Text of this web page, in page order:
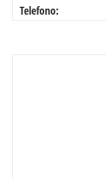
Telefono: